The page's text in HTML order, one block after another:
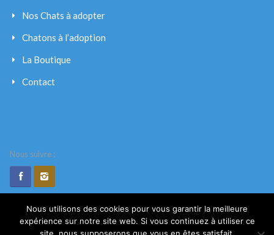
Nos Chats à adopter
Chatons à l’adoption
La Boutique
Contact
Nous suivre :
© 2020. Les Petits Vagabonds. Tout droits réservés.
Nous utilisons des cookies pour vous garantir la meilleure
expérience sur notre site web. Si vous continuez à utiliser ce